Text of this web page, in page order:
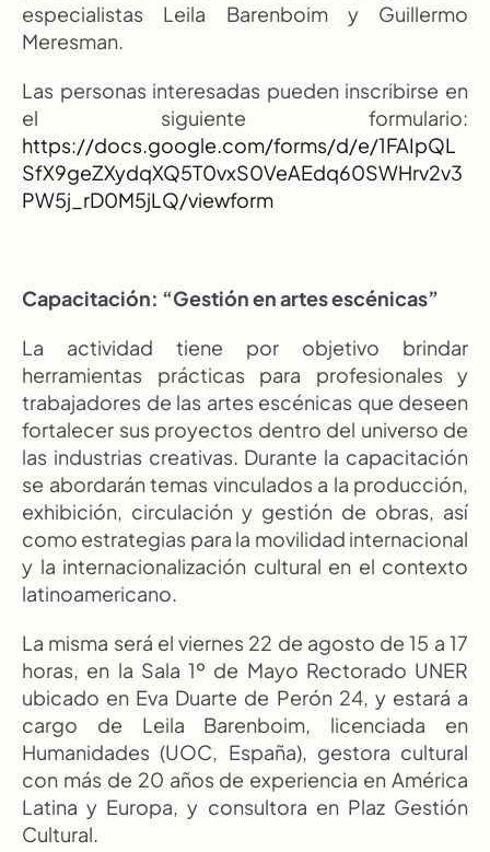
especialistas Leila Barenboim y Guillermo
Meresman.
Las personas interesadas pueden inscribirse en
https://docs.google.com/forms/d/e/1FAIpQL
SfX9geZXydqXQ5T0vxS0VeAEdq60SWHrv2v3
PW5j_rD0M5jLQ/viewform
Capacitación: “Gestión en artes escénicas”
La actividad tiene por objetivo brindar
herramientas prácticas para profesionales y
trabajadores de las artes escénicas que deseen
fortalecer sus proyectos dentro del universo de
las industrias creativas. Durante la capacitación
se abordarán temas vinculados a la producción,
exhibición, circulación y gestión de obras, así
como estrategias para la movilidad internacional
y la internacionalización cultural en el contexto
latinoamericano.
La misma será el viernes 22 de agosto de 15 a 17
horas, en la Sala 1º de Mayo Rectorado UNER
ubicado en Eva Duarte de Perón 24, y estará a
cargo de Leila Barenboim, licenciada en
Humanidades (UOC, España), gestora cultural
con más de 20 años de experiencia en América
Latina y Europa, y consultora en Plaz Gestión
Cultural.